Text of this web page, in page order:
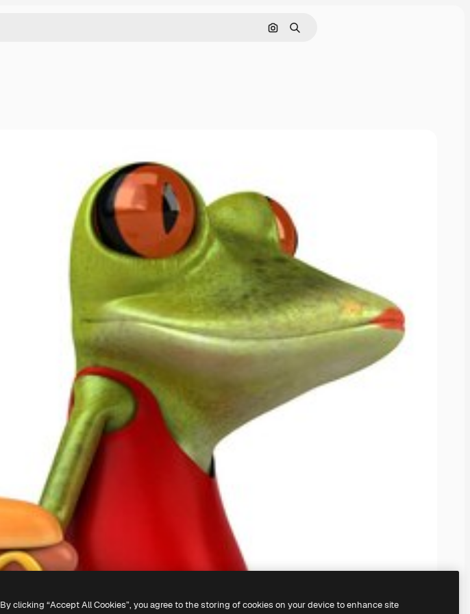
Buscar por imagen
Buscar
By clicking “Accept All Cookies”, you agree to the storing of cookies on your device to enhance site